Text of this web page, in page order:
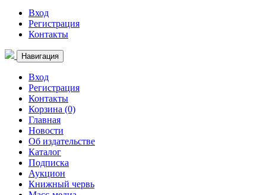
Вход
Регистрация
Контакты
Навигация
Вход
Регистрация
Контакты
Корзина (0)
Главная
Новости
Об издательстве
Каталог
Подписка
Аукцион
Книжный червь